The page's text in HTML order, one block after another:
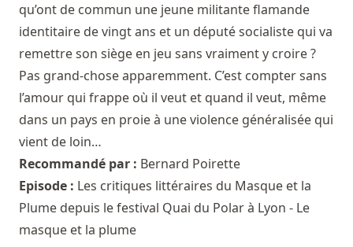
qu’ont de commun une jeune militante flamande
identitaire de vingt ans et un député socialiste qui va
remettre son siège en jeu sans vraiment y croire ?
Pas grand-chose apparemment. C’est compter sans
l’amour qui frappe où il veut et quand il veut, même
dans un pays en proie à une violence généralisée qui
vient de loin…
Recommandé par : Bernard Poirette
Episode : Les critiques littéraires du Masque et la
Plume depuis le festival Quai du Polar à Lyon - Le
masque et la plume